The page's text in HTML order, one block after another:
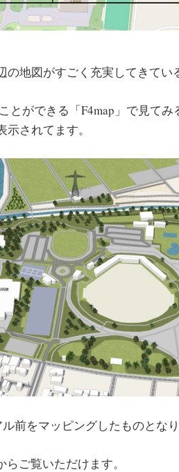
地図がすごく充実してきてい
とができる「F4map」で見て
されてます。
前をマッピングしたものとなり
ご覧いただけます。